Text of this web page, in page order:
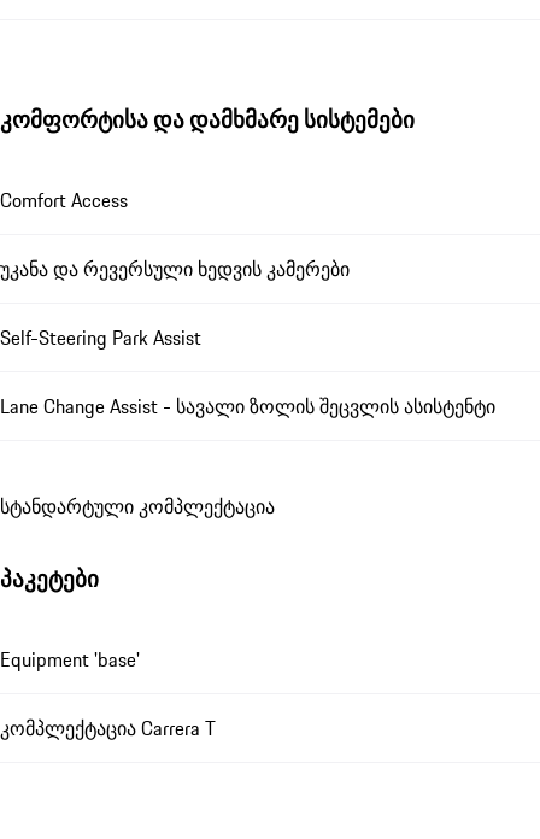
კომფორტისა და დამხმარე სისტემები
Comfort Access
უკანა და რევერსული ხედვის კამერები
Self-Steering Park Assist
Lane Change Assist - სავალი ზოლის შეცვლის ასისტენტი
სტანდარტული კომპლექტაცია
პაკეტები
Equipment 'base'
კომპლექტაცია Carrera T